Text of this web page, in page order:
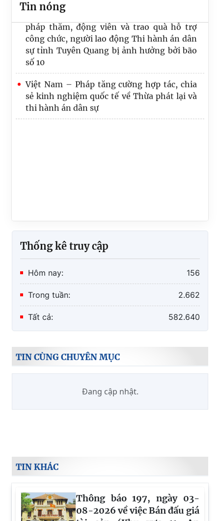
pháp thăm, động viên và trao quà hỗ trợ
công chức, người lao động Thi hành án dân
sự tỉnh Tuyên Quang bị ảnh hưởng bởi bão
số 10
Tin nóng
Cục Quản lý Thi hành án dân sự – Bộ Tư
pháp thăm, động viên và trao quà hỗ trợ
công chức, người lao động Thi hành án dân
sự tỉnh Tuyên Quang bị ảnh hưởng bởi bão
số 10
Việt Nam – Pháp tăng cường hợp tác, chia
sẻ kinh nghiệm quốc tế về Thừa phát lại và
thi hành án dân sự
Thống kê truy cập
Hôm nay: 156
Trong tuần: 2.662
Tất cả: 582.640
TIN CÙNG CHUYÊN MỤC
Đang cập nhật.
TIN KHÁC
Thông báo 197, ngày 03-
08-2026 về việc Bán đấu giá